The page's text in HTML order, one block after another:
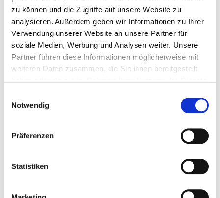
zu können und die Zugriffe auf unsere Website zu
analysieren. Außerdem geben wir Informationen zu Ihrer
Verwendung unserer Website an unsere Partner für
soziale Medien, Werbung und Analysen weiter. Unsere
Partner führen diese Informationen möglicherweise mit
weiteren Daten zusammen, die Sie ihnen bereitgestellt
Cookies, wenn Sie unsere Webseite weiterhin nutzen.
Notwendig
Präferenzen
Statistiken
Lösungen von firstaudit stehen für reibungslose
Abläufe. Ob Hausinspektion vom Untergeschoss bis
zum Giebel oder Punkt für Punkt abzuarbeitendes
Mängelmanagement zur Instandhaltung: Die Facility
Software CAFM von firstaudit ist jederzeit anpassbar
und skalierbar. Sprechen Sie uns an. Wir freuen uns
Arbeitsprozess
zum digitalen Workflow.